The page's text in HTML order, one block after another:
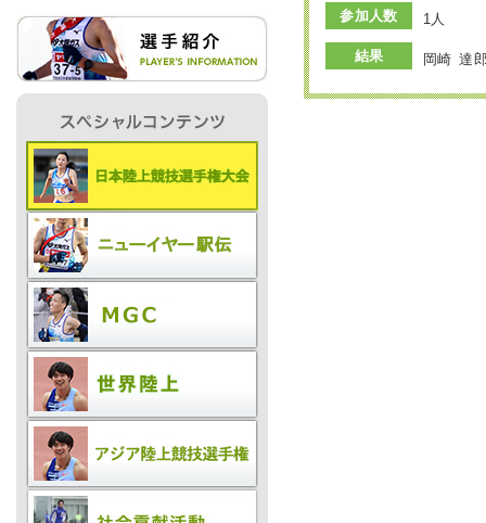
サステナビリティ
採用情報
プレスリリース
参加人数 1人
結果 岡崎 達